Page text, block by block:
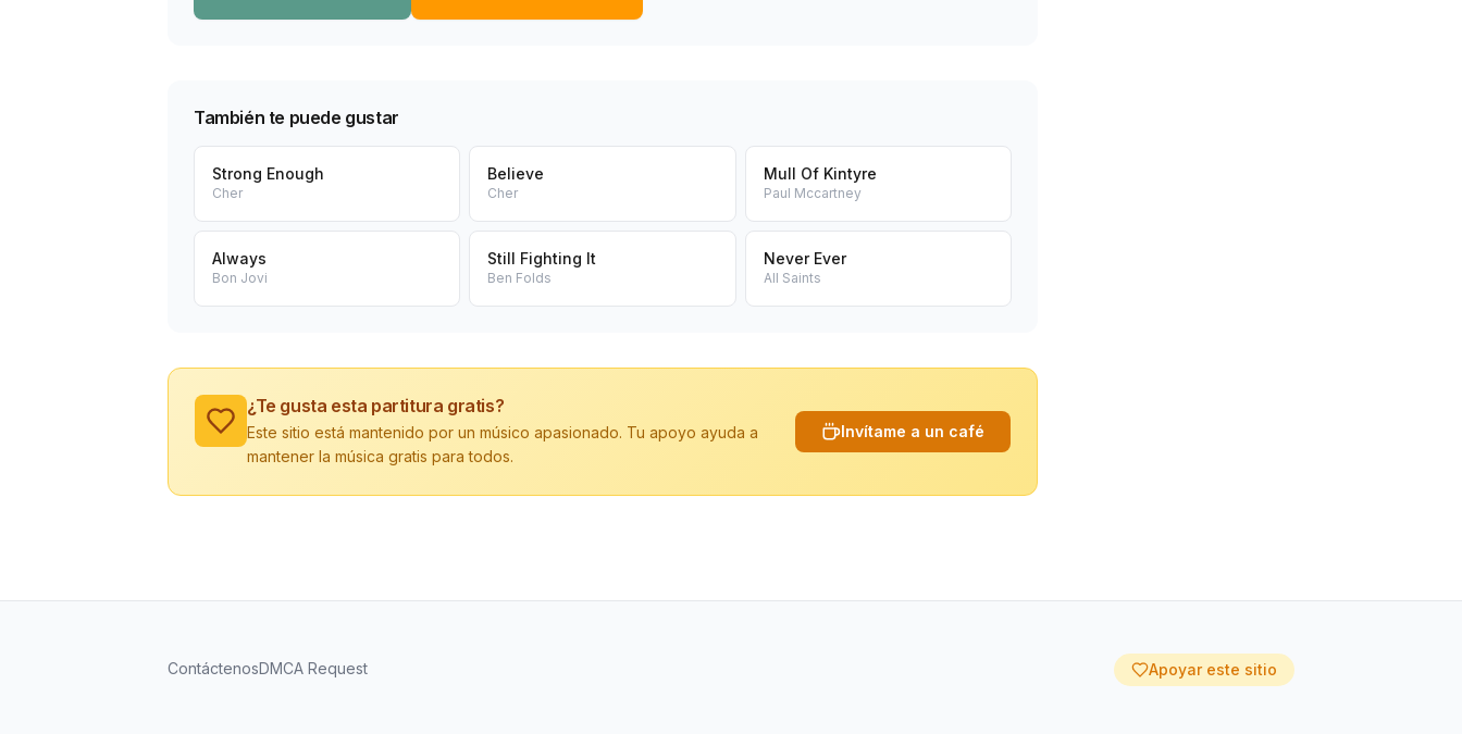
También te puede gustar
Strong Enough
Cher
Believe
Cher
Mull Of Kintyre
Paul Mccartney
Always
Bon Jovi
Still Fighting It
Ben Folds
Never Ever
All Saints
¿Te gusta esta partitura gratis?
Este sitio está mantenido por un músico apasionado. Tu apoyo ayuda a
mantener la música gratis para todos.
Invítame a un café
ContáctenosDMCA Request Apoyar este sitio